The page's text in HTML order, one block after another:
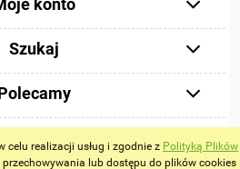
celu realizacji usług i zgodnie z Polityką Plików
przechowywania lub dostępu do plików cookies
konto
Szukaj
wersję strony